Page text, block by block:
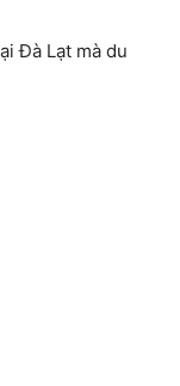
Đà Lạt mà du